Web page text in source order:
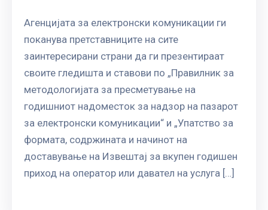
Aгенцијата за електронски комуникации ги
поканува претставниците на сите
заинтересирани страни да ги презентираат
своите гледишта и ставови по „Правилник за
методологијата за пресметување на
годишниот надоместок за надзор на пазарот
за електронски комуникации“ и „Упатство за
формата, содржината и начинот на
доставување на Извештај за вкупен годишен
приход на оператор или давател на услуга […]